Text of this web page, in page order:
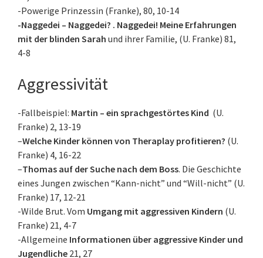
-Powerige Prinzessin (Franke), 80, 10-14
-Naggedei – Naggedei? . Naggedei! Meine Erfahrungen
mit der blinden Sarah und ihrer Familie, (U. Franke) 81,
4-8
Aggressivität
-Fallbeispiel: Martin – ein sprachgestörtes Kind (U.
Franke) 2, 13-19
–Welche Kinder können von Theraplay profitieren? (U.
Franke) 4, 16-22
–Thomas auf der Suche nach dem Boss. Die Geschichte
eines Jungen zwischen “Kann-nicht” und “Will-nicht” (U.
Franke) 17, 12-21
-Wilde Brut. Vom Umgang mit aggressiven Kindern (U.
Franke) 21, 4-7
-Allgemeine Informationen über aggressive Kinder und
Jugendliche 21, 27